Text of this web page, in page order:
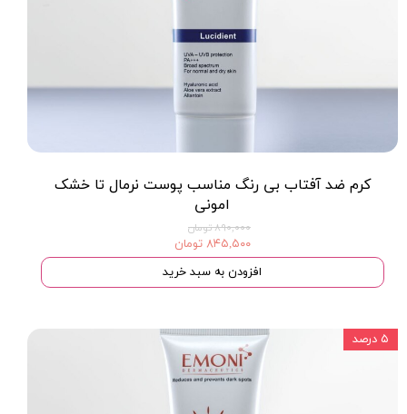
کرم ضد آفتاب بی رنگ مناسب پوست نرمال تا خشک
امونی
۸۹۰,۰۰۰ تومان
۸۴۵,۵۰۰ تومان
افزودن به سبد خرید
۵ درصد